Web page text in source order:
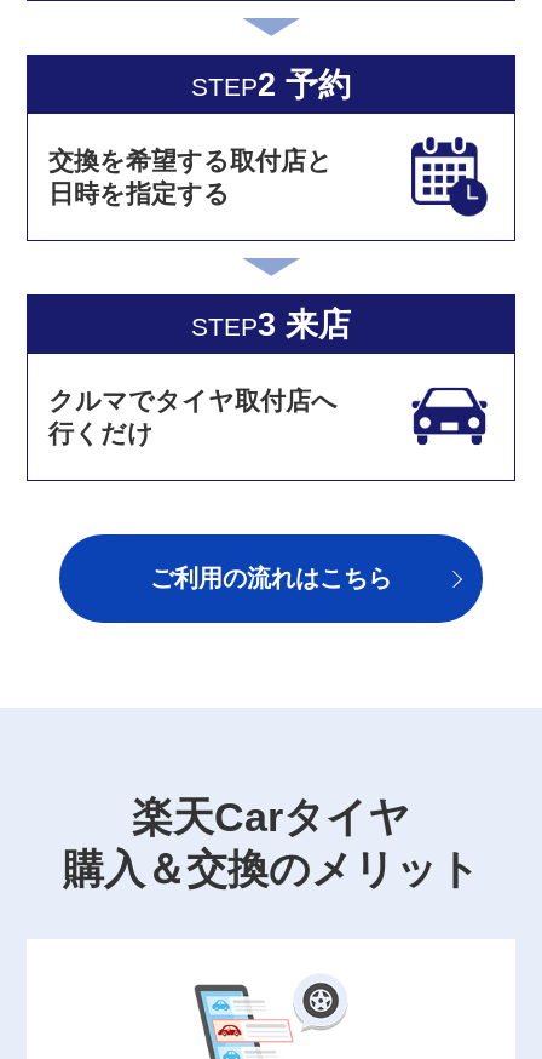
STEP2 予約
交換を希望する取付店と
日時を指定する
STEP3 来店
クルマでタイヤ取付店へ
行くだけ
ご利用の流れはこちら
楽天Carタイヤ
購入＆交換のメリット